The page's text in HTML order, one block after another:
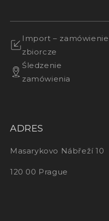
Import – zamówienie
zbiorcze
Śledzenie
zamówienia
ADRES
Masarykovo Nábřeží 10
120 00 Prague